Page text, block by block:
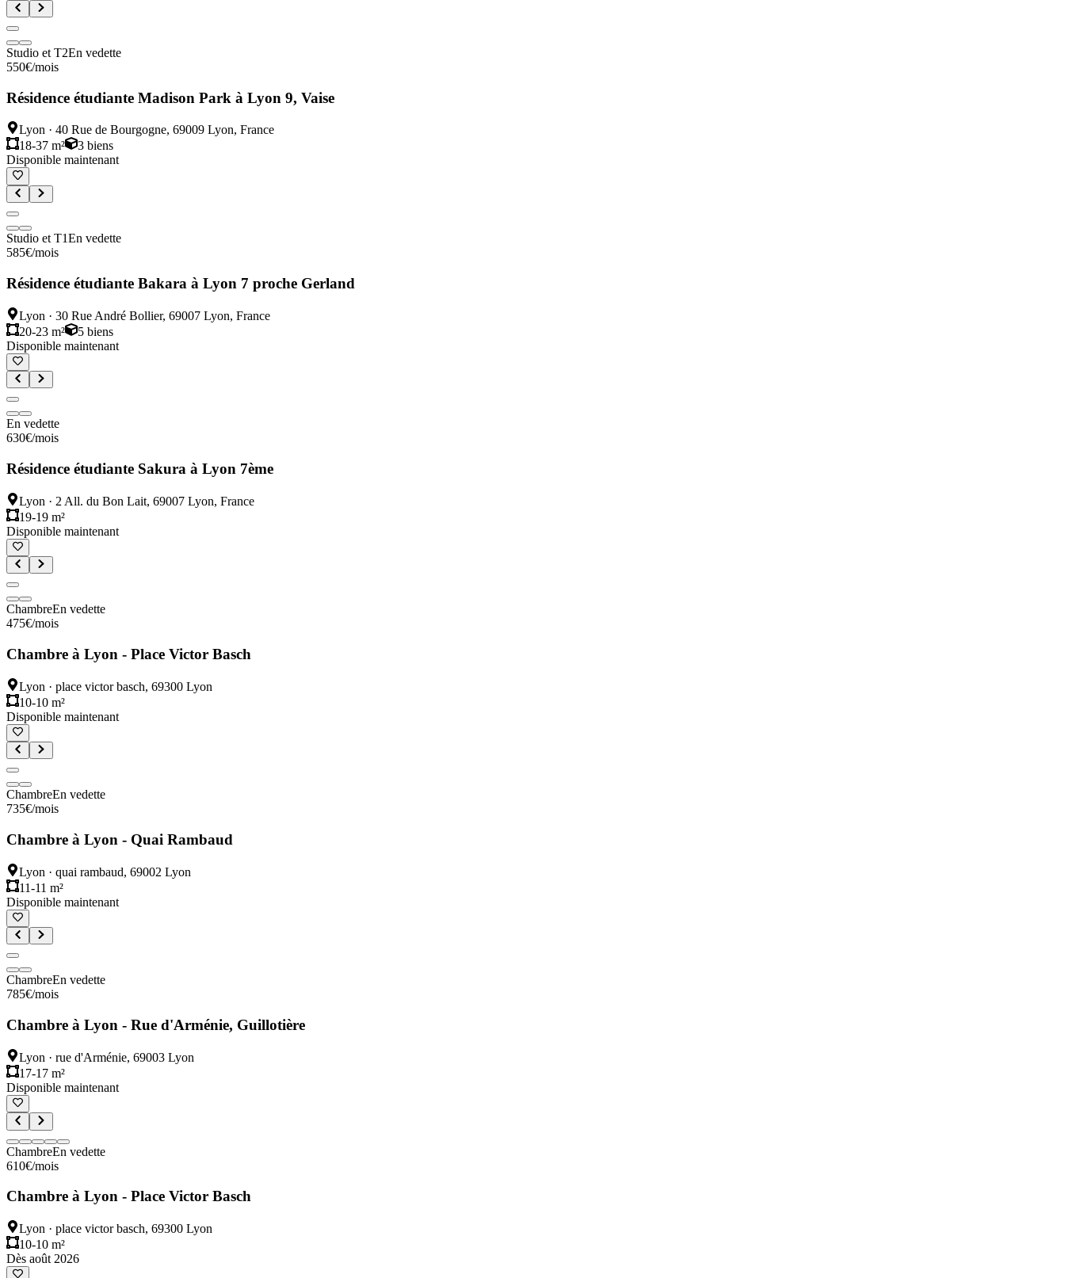
Studio et T2En vedette
550€/mois
Résidence étudiante Madison Park à Lyon 9, Vaise
Lyon · 40 Rue de Bourgogne, 69009 Lyon, France
18-37 m²
3 biens
Disponible maintenant
Studio et T1En vedette
585€/mois
Résidence étudiante Bakara à Lyon 7 proche Gerland
Lyon · 30 Rue André Bollier, 69007 Lyon, France
20-23 m²
5 biens
Disponible maintenant
En vedette
630€/mois
Résidence étudiante Sakura à Lyon 7ème
Lyon · 2 All. du Bon Lait, 69007 Lyon, France
19-19 m²
Disponible maintenant
ChambreEn vedette
475€/mois
Chambre à Lyon - Place Victor Basch
Lyon · place victor basch, 69300 Lyon
10-10 m²
Disponible maintenant
ChambreEn vedette
735€/mois
Chambre à Lyon - Quai Rambaud
Lyon · quai rambaud, 69002 Lyon
11-11 m²
Disponible maintenant
ChambreEn vedette
785€/mois
Chambre à Lyon - Rue d'Arménie, Guillotière
Lyon · rue d'Arménie, 69003 Lyon
17-17 m²
Disponible maintenant
ChambreEn vedette
610€/mois
Chambre à Lyon - Place Victor Basch
Lyon · place victor basch, 69300 Lyon
10-10 m²
Dès août 2026